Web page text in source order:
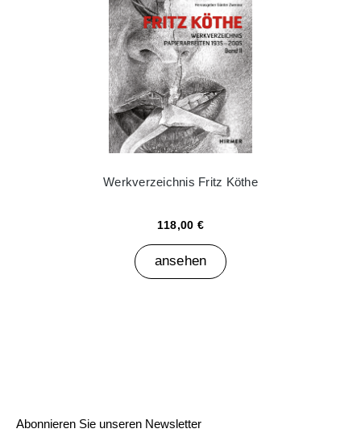
Werkverzeichnis Fritz Köthe
118,00 €
ansehen
Abonnieren Sie unseren Newsletter